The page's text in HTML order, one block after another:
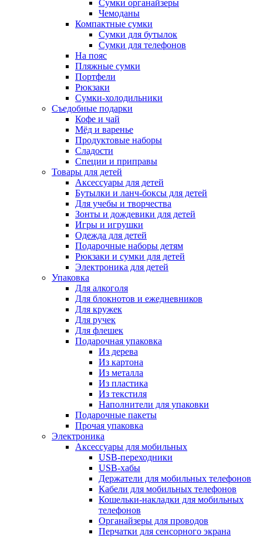
Сумки органайзеры
Чемоданы
Компактные сумки
Сумки для бутылок
Сумки для телефонов
На пояс
Пляжные сумки
Портфели
Рюкзаки
Сумки-холодильники
Съедобные подарки
Кофе и чай
Мёд и варенье
Продуктовые наборы
Сладости
Специи и приправы
Товары для детей
Аксессуары для детей
Бутылки и ланч-боксы для детей
Для учебы и творчества
Зонты и дождевики для детей
Игры и игрушки
Одежда для детей
Подарочные наборы детям
Рюкзаки и сумки для детей
Электроника для детей
Упаковка
Для алкоголя
Для блокнотов и ежедневников
Для кружек
Для ручек
Для флешек
Подарочная упаковка
Из дерева
Из картона
Из металла
Из пластика
Из текстиля
Наполнители для упаковки
Подарочные пакеты
Прочая упаковка
Электроника
Аксессуары для мобильных
USB-переходники
USB-хабы
Держатели для мобильных телефонов
Кабели для мобильных телефонов
Кошельки-накладки для мобильных
телефонов
Органайзеры для проводов
Перчатки для сенсорного экрана